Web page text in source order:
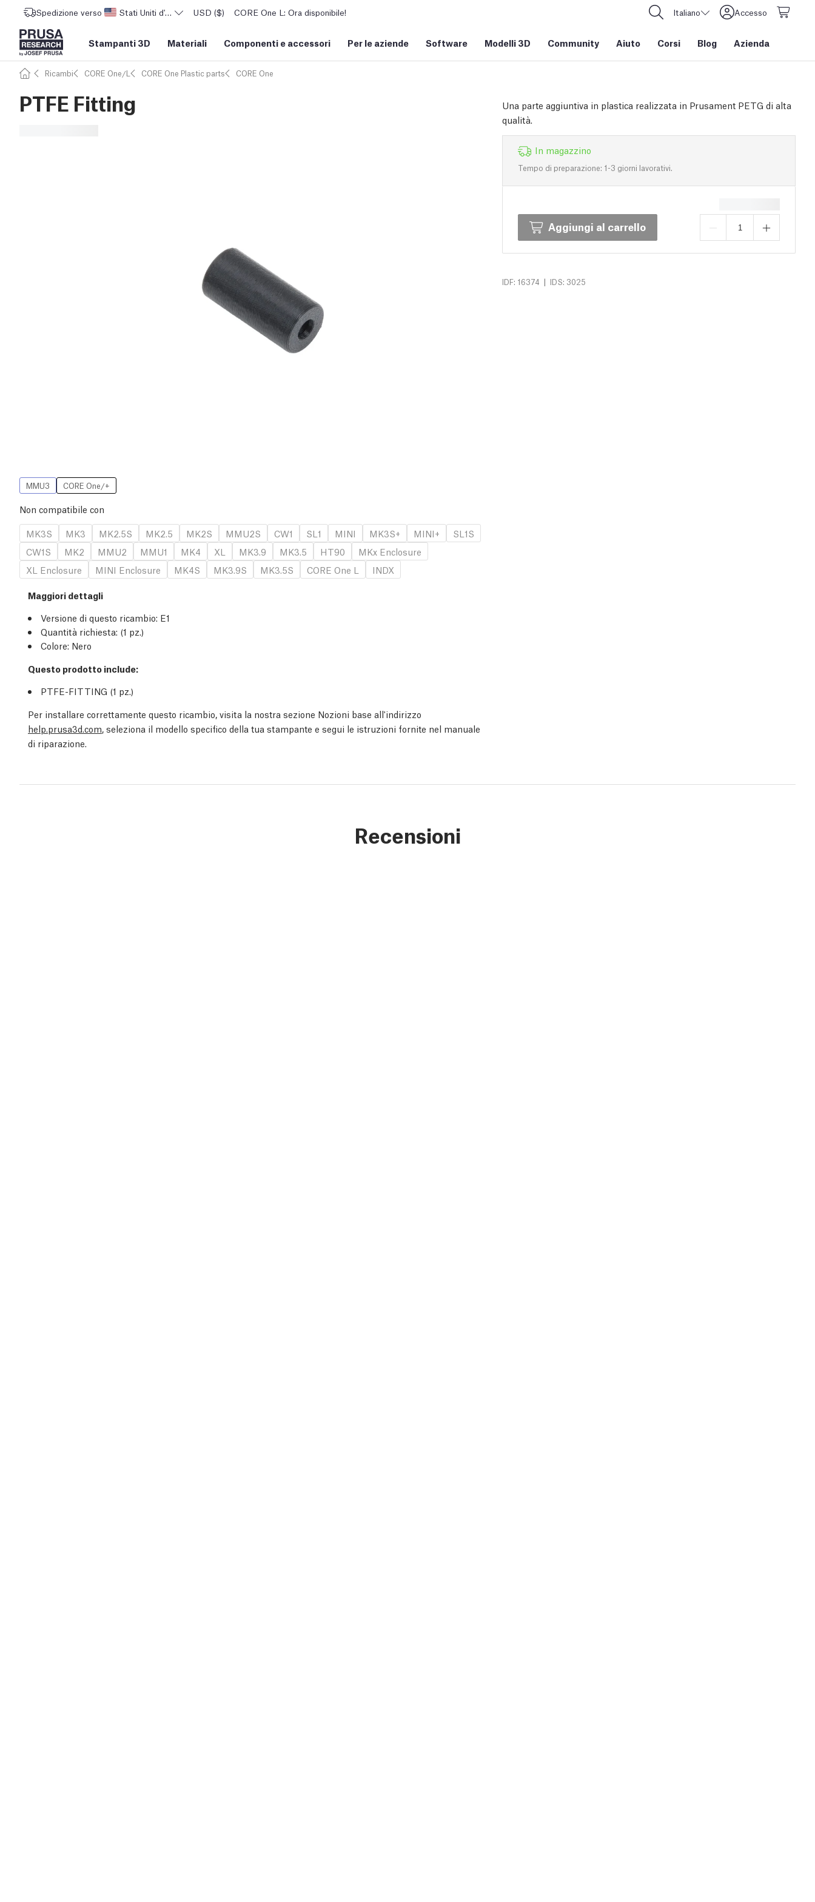
Spedizione verso Stati Uniti d'AmericaUSD ($) CORE One L: Ora disponibile! Italiano Accesso
Stampanti 3D Materiali Componenti e accessori Per le aziende Software Modelli 3D Community Aiuto Corsi Blog Azienda
Ricambi CORE One/L CORE One Plastic parts CORE One
PTFE Fitting
Una parte aggiuntiva in plastica realizzata in Prusament PETG di alta
qualità.
In magazzino
Tempo di preparazione: 1-3 giorni lavorativi.
Aggiungi al carrello
IDF: 16374 | IDS: 3025
MMU3 CORE One/+
Non compatibile con
MK3S
MK3 MK2.5S MK2.5 MK2S MMU2S CW1 SL1 MINI MK3S+ MINI+
SL1S
CW1S
MK2 MMU2 MMU1 MK4 XL MK3.9 MK3.5 HT90
MKx Enclosure
XL Enclosure
MINI Enclosure MK4S MK3.9S MK3.5S CORE One L INDX
Maggiori dettagli
Versione di questo ricambio: E1
Quantità richiesta: (1 pz.)
Colore: Nero
Questo prodotto include:
PTFE-FITTING (1 pz.)
Per installare correttamente questo ricambio, visita la nostra sezione Nozioni base all'indirizzo
help.prusa3d.com, seleziona il modello specifico della tua stampante e segui le istruzioni fornite nel manuale
di riparazione.
Recensioni